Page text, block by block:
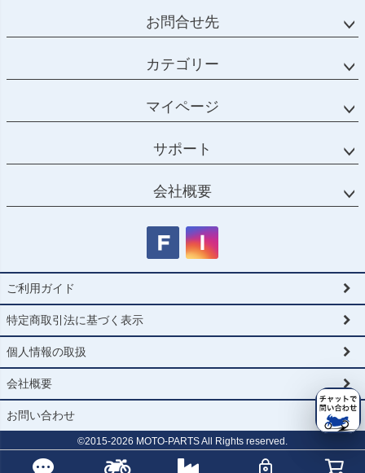
お問合せ先
カテゴリー
マイページ
サポート
会社概要
ご利用ガイド
特定商取引法に基づく表示
個人情報の取扱
会社概要
お問い合わせ
©2015-2026 MOTO-PARTS All Rights reserved.